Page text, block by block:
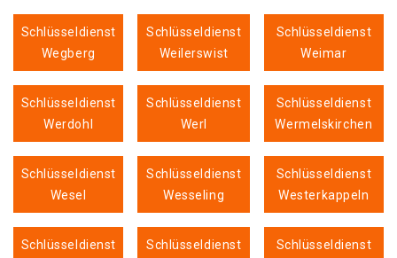
Schlüsseldienst
Wegberg
Schlüsseldienst
Weilerswist
Schlüsseldienst
Weimar
Schlüsseldienst
Werdohl
Schlüsseldienst
Werl
Schlüsseldienst
Wermelskirchen
Schlüsseldienst
Wesel
Schlüsseldienst
Wesseling
Schlüsseldienst
Westerkappeln
Schlüsseldienst
Schlüsseldienst
Schlüsseldienst